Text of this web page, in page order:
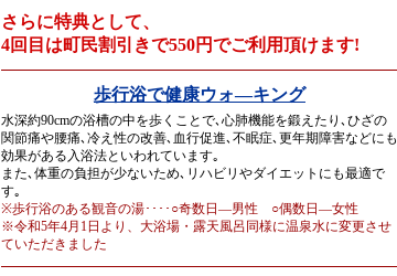
さらに特典として、
4回目は町民割引きで550円でご利用頂けます!
歩行浴で健康ウォ—キング
水深約90cmの浴槽の中を歩くことで､心肺機能を鍛えたり､ひざの
関節痛や腰痛､冷え性の改善､血行促進､不眠症､更年期障害などにも
効果がある入浴法といわれています｡
また､体重の負担が少ないため､リハビリやダイエットにも最適で
す｡
※歩行浴のある観音の湯････○奇数日—男性 ○偶数日—女性
※令和5年4月1日より、大浴場・露天風呂同様に温泉水に変更させ
ていただきました